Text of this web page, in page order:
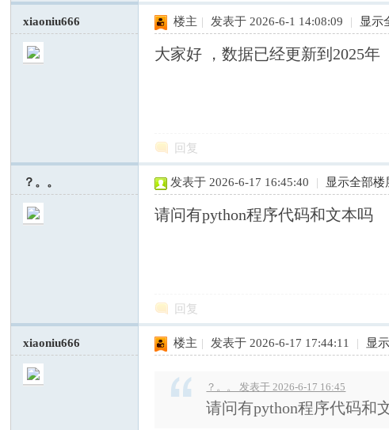
xiaoniu666 楼主 | 发表于 2026-6-1 14:08:09 | 显示
大家好 ，数据已经更新到2025年
回复
？。。 发表于 2026-6-17 16:45:40 | 显示全部楼
请问有python程序代码和文本吗
回复
xiaoniu666 楼主 | 发表于 2026-6-17 17:44:11 | 显
？。。 发表于 2026-6-17 16:45
请问有python程序代码和